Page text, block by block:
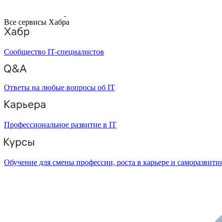
Все сервисы Хабра
Сообщество IT-специалистов
Ответы на любые вопросы об IT
Профессиональное развитие в IT
Обучение для смены профессии, роста в карьере и